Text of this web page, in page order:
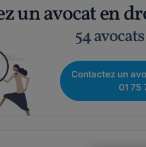
un avocat en
54
Contactez un
01 75